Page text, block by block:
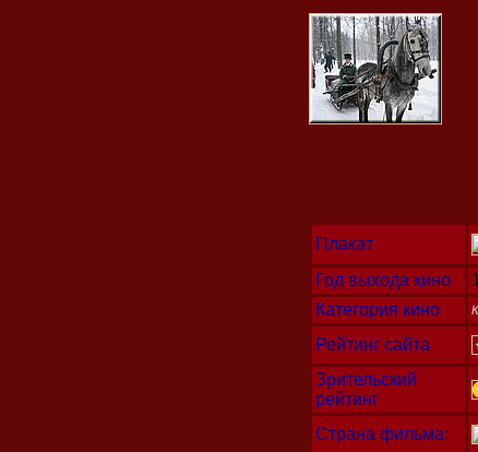
Плакат
Год выхода кино
Категория кино
Рейтинг сайта
Зрительский
рейтинг
Страна фильма: